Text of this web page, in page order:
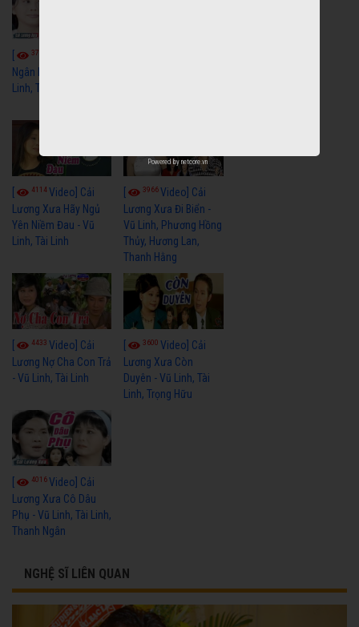
3768
Ngân Hà - Vũ Linh, Tài
Linh, Thoại Mỹ
4114Video] Cải
Lương Xưa Hãy Ngủ
Yên Niềm Đau - Vũ
Linh, Tài Linh
3966Video] Cải
Lương Xưa Đi Biển -
Vũ Linh, Phương Hồng
Thủy, Hương Lan,
Thanh Hằng
4433 Video] Cải
Lương Nợ Cha Con Trả
- Vũ Linh, Tài Linh
3600Video] Cải
Lương Xưa Còn
Duyên - Vũ Linh, Tài
Linh, Trọng Hữu
[ 4016Video] Cải
Lương Xưa Cô Dâu
Phụ - Vũ Linh, Tài Linh,
Thanh Ngân
NGHỆ SĨ LIÊN QUAN
Powered by netcore.vn